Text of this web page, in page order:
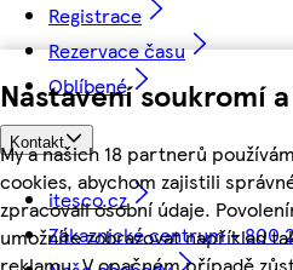
Nastavení soukromí
My a našich 18 partnerů
cookies, abychom zajistili
zpracovali osobní údaje.
umožníte zobrazovat například
reklamu. V opačném případě
Registrace
Rezervace času
Oblíbené
Kontakt
itesco.cz
Zákaznické centrum - 800